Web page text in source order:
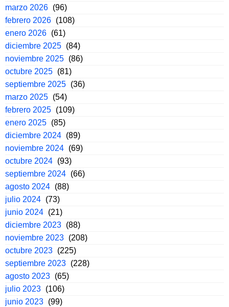
marzo 2026 (96)
febrero 2026 (108)
enero 2026 (61)
diciembre 2025 (84)
noviembre 2025 (86)
octubre 2025 (81)
septiembre 2025 (36)
marzo 2025 (54)
febrero 2025 (109)
enero 2025 (85)
diciembre 2024 (89)
noviembre 2024 (69)
octubre 2024 (93)
septiembre 2024 (66)
agosto 2024 (88)
julio 2024 (73)
junio 2024 (21)
diciembre 2023 (88)
noviembre 2023 (208)
octubre 2023 (225)
septiembre 2023 (228)
agosto 2023 (65)
julio 2023 (106)
junio 2023 (99)